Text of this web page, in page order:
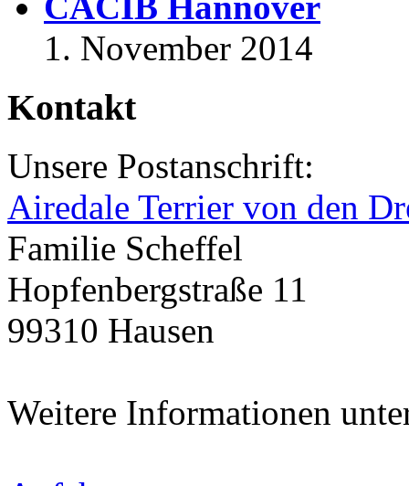
1. November 2014
Kontakt
Unsere Postanschrift:
Airedale Terrier von den
Familie Scheffel
Hopfenbergstraße 11
99310 Hausen
Weitere Informationen